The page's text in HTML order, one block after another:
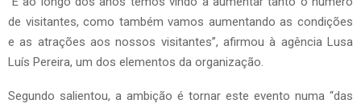
de visitantes, como também vamos aumentando as condições
e as atrações aos nossos visitantes”, afirmou à agência Lusa
Luís Pereira, um dos elementos da organização.
Segundo salientou, a ambição é tornar este evento numa “das